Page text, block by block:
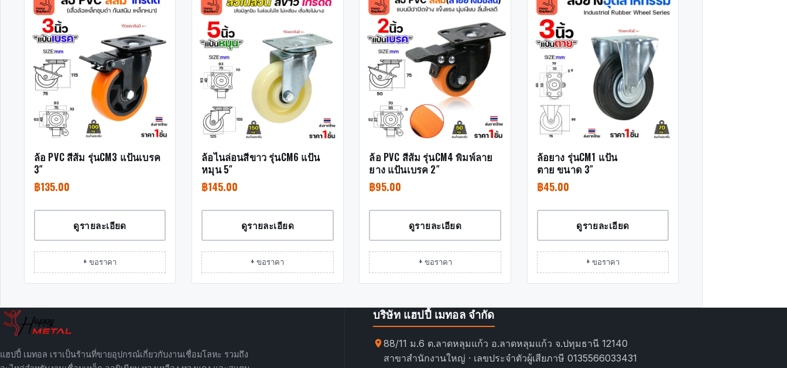
ล้อ PVC สีส้ม รุ่นCM3 แป้นเบรค
3″
฿135.00
ดูรายละเอียด
+ ขอราคา
ล้อไนล่อนสีขาว รุ่นCM6 แป้น
หมุน 5″
฿145.00
ดูรายละเอียด
+ ขอราคา
ล้อ PVC สีส้ม รุ่นCM4 พิมพ์ลาย
ยาง แป้นเบรค 2″
฿95.00
ดูรายละเอียด
+ ขอราคา
ล้อยาง รุ่นCM1 แป้น
ตาย ขนาด 3″
฿45.00
ดูรายละเอียด
+ ขอราคา
แฮปปี้ เมทอล เราเป็นร้านที่ขายอุปกรณ์เกี่ยวกับงานเชื่อมโลหะ รวมถึง
บริษัท แฮปปี้ เมทอล จำกัด
88/11 ม.6 ต.ลาดหลุมแก้ว อ.ลาดหลุมแก้ว จ.ปทุมธานี 12140
สาขาสำนักงานใหญ่ · เลขประจำตัวผู้เสียภาษี 0135566033431